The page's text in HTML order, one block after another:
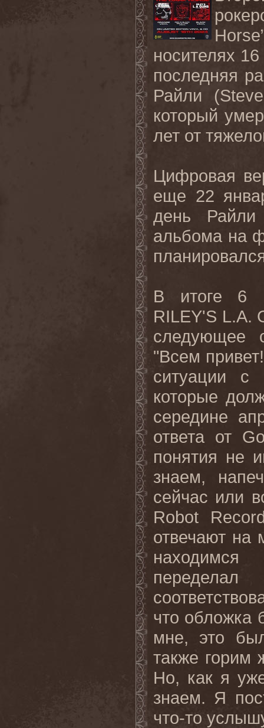
носителях
последняя
Райли
который
лет от
Цифровая
еще 22
день
альбома на
В итоге 6
RILEY'S L.A.
следующее
"Всем
ситуации с
которые
середине
ответа от
понятия не
знаем,
сейчас или
Robot
отвечают на
что обложка
мне, это
также горим
Но, как я
знаем. Я
что-то